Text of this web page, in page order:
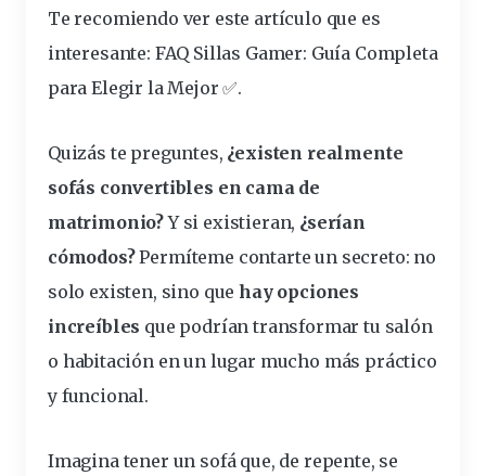
Te recomiendo ver este artículo que es
interesante: FAQ Sillas Gamer: Guía Completa
para Elegir la Mejor ✅.
Quizás te preguntes, ¿existen realmente
sofás convertibles en cama de
matrimonio?Y si existieran, ¿serían
cómodos?Permíteme contarte un secreto: no
solo existen, sino quehay opciones
increíbles que podríantransformar tu salón
o habitaciónen un lugar mucho más práctico
y funcional.
Imagina tener un sofá que, de repente, se